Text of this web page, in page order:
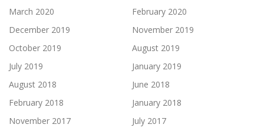
March 2020
February 2020
December 2019
November 2019
October 2019
August 2019
July 2019
January 2019
August 2018
June 2018
February 2018
January 2018
November 2017
July 2017